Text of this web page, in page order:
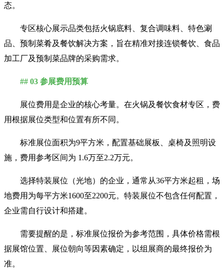
态。
专区核心展示品类包括火锅底料、复合调味料、特色涮
品、预制菜肴及餐饮解决方案，旨在精准对接连锁餐饮、食品
加工厂及预制菜品牌的采购需求。
## 03 参展费用预算
展位费用是企业的核心考量。在火锅及餐饮食材专区，费
用根据展位类型和位置有所不同。
标准展位面积为9平方米，配置基础展板、桌椅及照明设
施，费用参考区间为 1.6万至2.2万元。
选择特装展位（光地）的企业，通常从36平方米起租，场
地费用为每平方米1600至2200元。特装展位不包含任何配置，
企业需自行设计和搭建。
需要提醒的是，标准展位报价为参考范围，具体价格需根
据展馆位置、展位朝向等因素确定，以组展商的最终报价为
准。